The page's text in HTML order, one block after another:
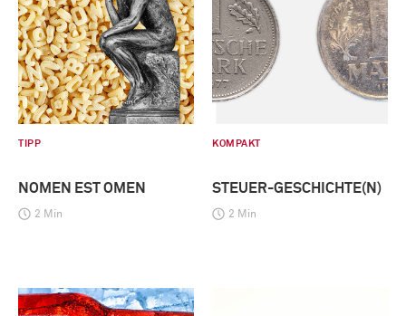
TIPP
NOMEN EST OMEN
2 Min
KOMPAKT
STEUER-GESCHICHTE(N)
2 Min